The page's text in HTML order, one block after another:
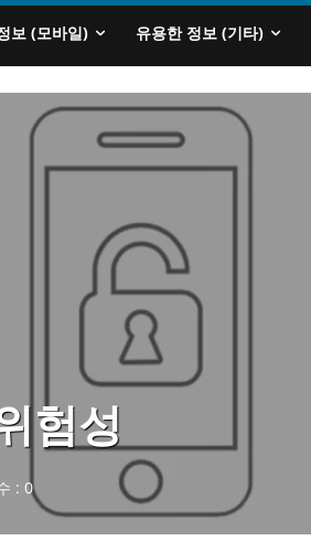
보 (모바일) 유용한 정보 (기타)
험성
: 0